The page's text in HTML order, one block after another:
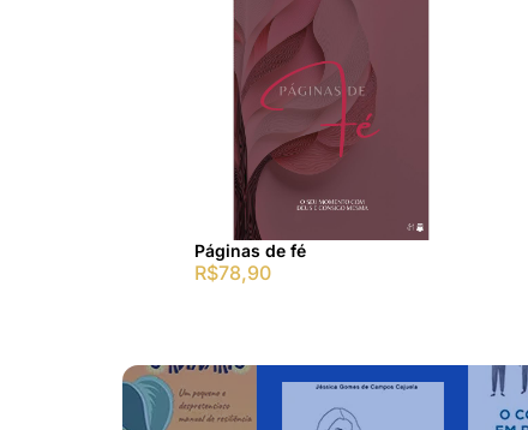
Páginas de fé
R$78,90